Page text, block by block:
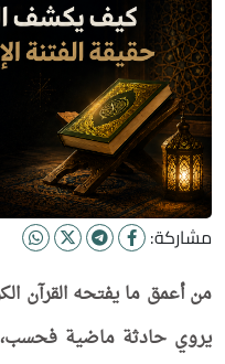
مشاركة:
من أعمق ما يفتحه القرآن
يروي حادثة ماضية